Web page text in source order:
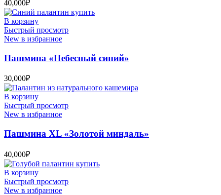
40,000₽
В корзину
Быстрый просмотр
New в избранное
Пашмина «Небесный синий»
30,000₽
В корзину
Быстрый просмотр
New в избранное
Пашмина XL «Золотой миндаль»
40,000₽
В корзину
Быстрый просмотр
New в избранное